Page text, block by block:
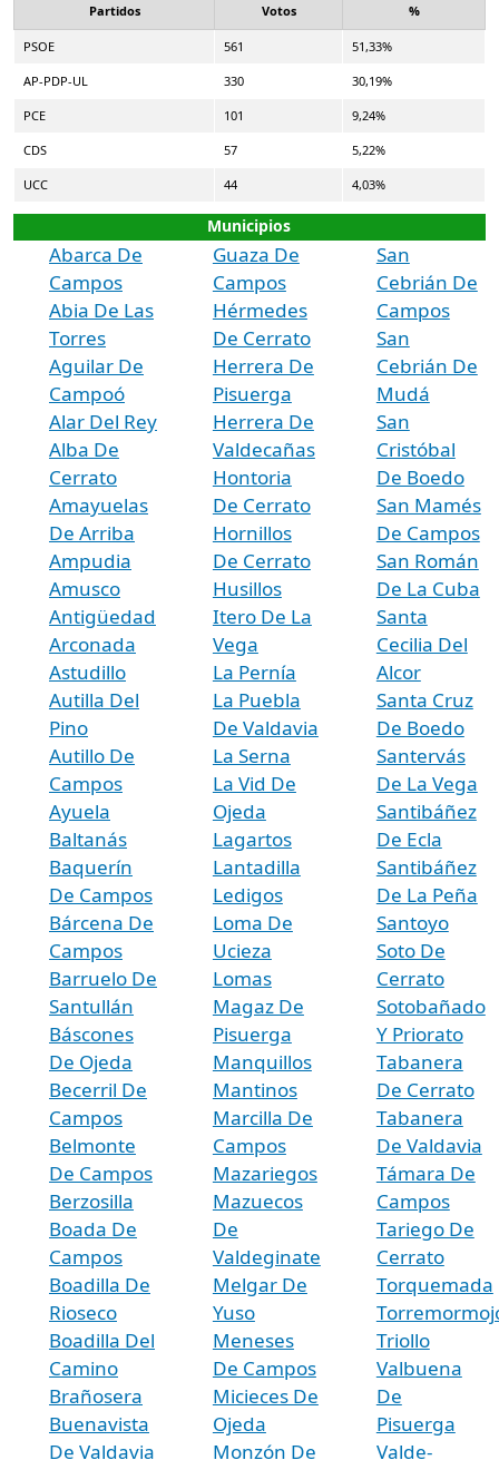
Partidos Votos %
PSOE 561 51,33%
AP-PDP-UL 330 30,19%
PCE 101 9,24%
CDS 57 5,22%
UCC 44 4,03%
Municipios
Abarca De
Campos
Abia De Las
Torres
Aguilar De
Campoó
Alar Del Rey
Alba De
Cerrato
Amayuelas
De Arriba
Ampudia
Amusco
Antigüedad
Arconada
Astudillo
Autilla Del
Pino
Autillo De
Campos
Ayuela
Baltanás
Baquerín
De Campos
Bárcena De
Campos
Barruelo De
Santullán
Báscones
De Ojeda
Becerril De
Campos
Belmonte
De Campos
Berzosilla
Boada De
Campos
Boadilla De
Rioseco
Boadilla Del
Camino
Brañosera
Buenavista
De Valdavia
Guaza De
Campos
Hérmedes
De Cerrato
Herrera De
Pisuerga
Herrera De
Valdecañas
Hontoria
De Cerrato
Hornillos
De Cerrato
Husillos
Itero De La
Vega
La Pernía
La Puebla
De Valdavia
La Serna
La Vid De
Ojeda
Lagartos
Lantadilla
Ledigos
Loma De
Ucieza
Lomas
Magaz De
Pisuerga
Manquillos
Mantinos
Marcilla De
Campos
Mazariegos
Mazuecos
De
Valdeginate
Melgar De
Yuso
Meneses
De Campos
Micieces De
Ojeda
Monzón De
San
Cebrián De
Campos
San
Cebrián De
Mudá
San
Cristóbal
De Boedo
San Mamés
De Campos
San Román
De La Cuba
Santa
Cecilia Del
Alcor
Santa Cruz
De Boedo
Santervás
De La Vega
Santibáñez
De Ecla
Santibáñez
De La Peña
Santoyo
Soto De
Cerrato
Sotobañado
Y Priorato
Tabanera
De Cerrato
Tabanera
De Valdavia
Támara De
Campos
Tariego De
Cerrato
Torquemada
Triollo
Valbuena
De
Pisuerga
Valde-